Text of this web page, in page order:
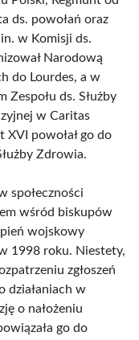
ds. powołań oraz
w Komisji ds.
Narodową
do Lourdes, a w
Zespołu ds. Służby
w Caritas
XVI powołał go do
Zdrowia.
społeczności
wśród biskupów
wojskowy
1998 roku. Niestety,
zgłoszeń
działaniach w
o nałożeniu
go do